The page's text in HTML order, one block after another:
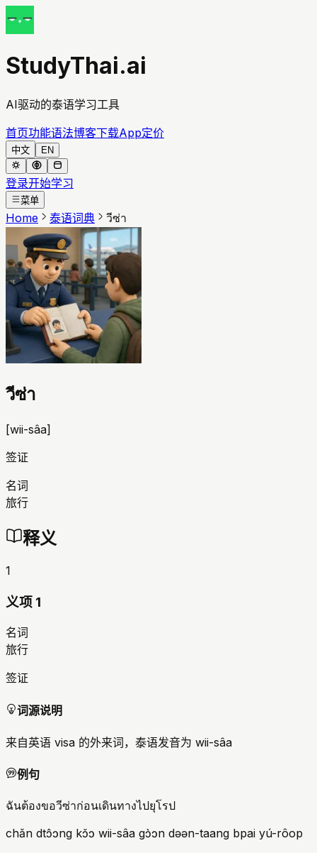
StudyThai.ai
AI驱动的泰语学习工具
首页功能语法博客下载App定价
中文 EN
登录开始学习
菜单
Home 泰语词典 วีซ่า
วีซ่า
[wii-sâa]
签证
名词
旅行
释义
1
义项 1
名词
旅行
签证
词源说明
来自英语 visa 的外来词，泰语发音为 wii-sâa
例句
ฉันต้องขอวีซ่าก่อนเดินทางไปยุโรป
chǎn dtɔ̂ɔng kɔ̌ɔ wii-sâa gɔ̀ɔn dəən-taang bpai yú-rôop